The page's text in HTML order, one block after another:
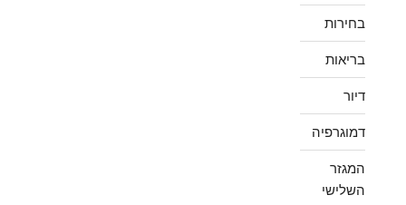
בחירות
בריאות
דיור
דמוגרפיה
המגזר
השלישי